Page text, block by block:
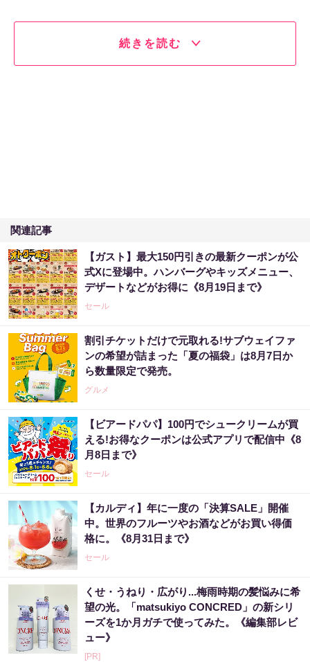
続きを読む
関連記事
【ガスト】最大150円引きの最新クーポンが公
式Xに登場中。ハンバーグやキッズメニュー、
デザートなどがお得に《8月19日まで》
セール
割引チケットだけで元取れる!サブウェイファ
ンの希望が詰まった「夏の福袋」は8月7日か
ら数量限定で発売。
グルメ
【ビアードパパ】100円でシュークリームが買
える!お得なクーポンは公式アプリで配信中《8
月8日まで》
セール
【カルディ】年に一度の「決算SALE」開催
中。世界のフルーツやお酒などがお買い得価
格に。《8月31日まで》
セール
くせ・うねり・広がり...梅雨時期の髪悩みに希
望の光。「matsukiyo CONCRED」の新シリ
ーズを1か月ガチで使ってみた。《編集部レビ
ュー》
[PR]